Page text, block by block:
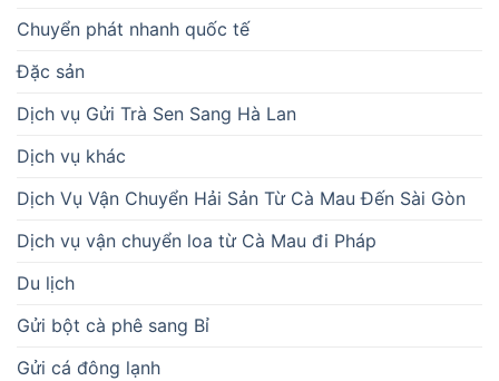
Chuyển phát nhanh quốc tế
Đặc sản
Dịch vụ Gửi Trà Sen Sang Hà Lan
Dịch vụ khác
Dịch Vụ Vận Chuyển Hải Sản Từ Cà Mau Đến Sài Gòn
Dịch vụ vận chuyển loa từ Cà Mau đi Pháp
Du lịch
Gửi bột cà phê sang Bỉ
Gửi cá đông lạnh